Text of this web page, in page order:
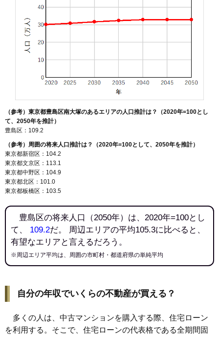
（参考）東京都豊島区南大塚のあるエリアの人口推計は？（2020年=100とし
て、2050年を推計）
豊島区：109.2
（参考）周囲の将来人口推計は？（2020年=100として、2050年を推計）
東京都新宿区：104.2
東京都文京区：113.1
東京都中野区：104.9
東京都北区：101.0
東京都板橋区：103.5
豊島区の将来人口（2050年）は、2020年=100とし
て、 109.2だ。 周辺エリアの平均105.3に比べると、
有望なエリアと言えるだろう。
※周辺エリア平均は、周囲の市町村・都道府県の単純平均
自分の年収でいくらの不動産が買える？
多くの人は、中古マンションを購入する際、住宅ローン
を利用する。そこで、住宅ローンの代表格である全期間固